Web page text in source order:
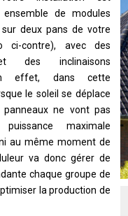
ensemble de modules
deux pans de votre
ci-contre), avec des
des inclinaisons
effet, dans cette
le soleil se déplace
ne vont pas
maximale
au même moment de
va donc gérer de
chaque groupe de
la production de